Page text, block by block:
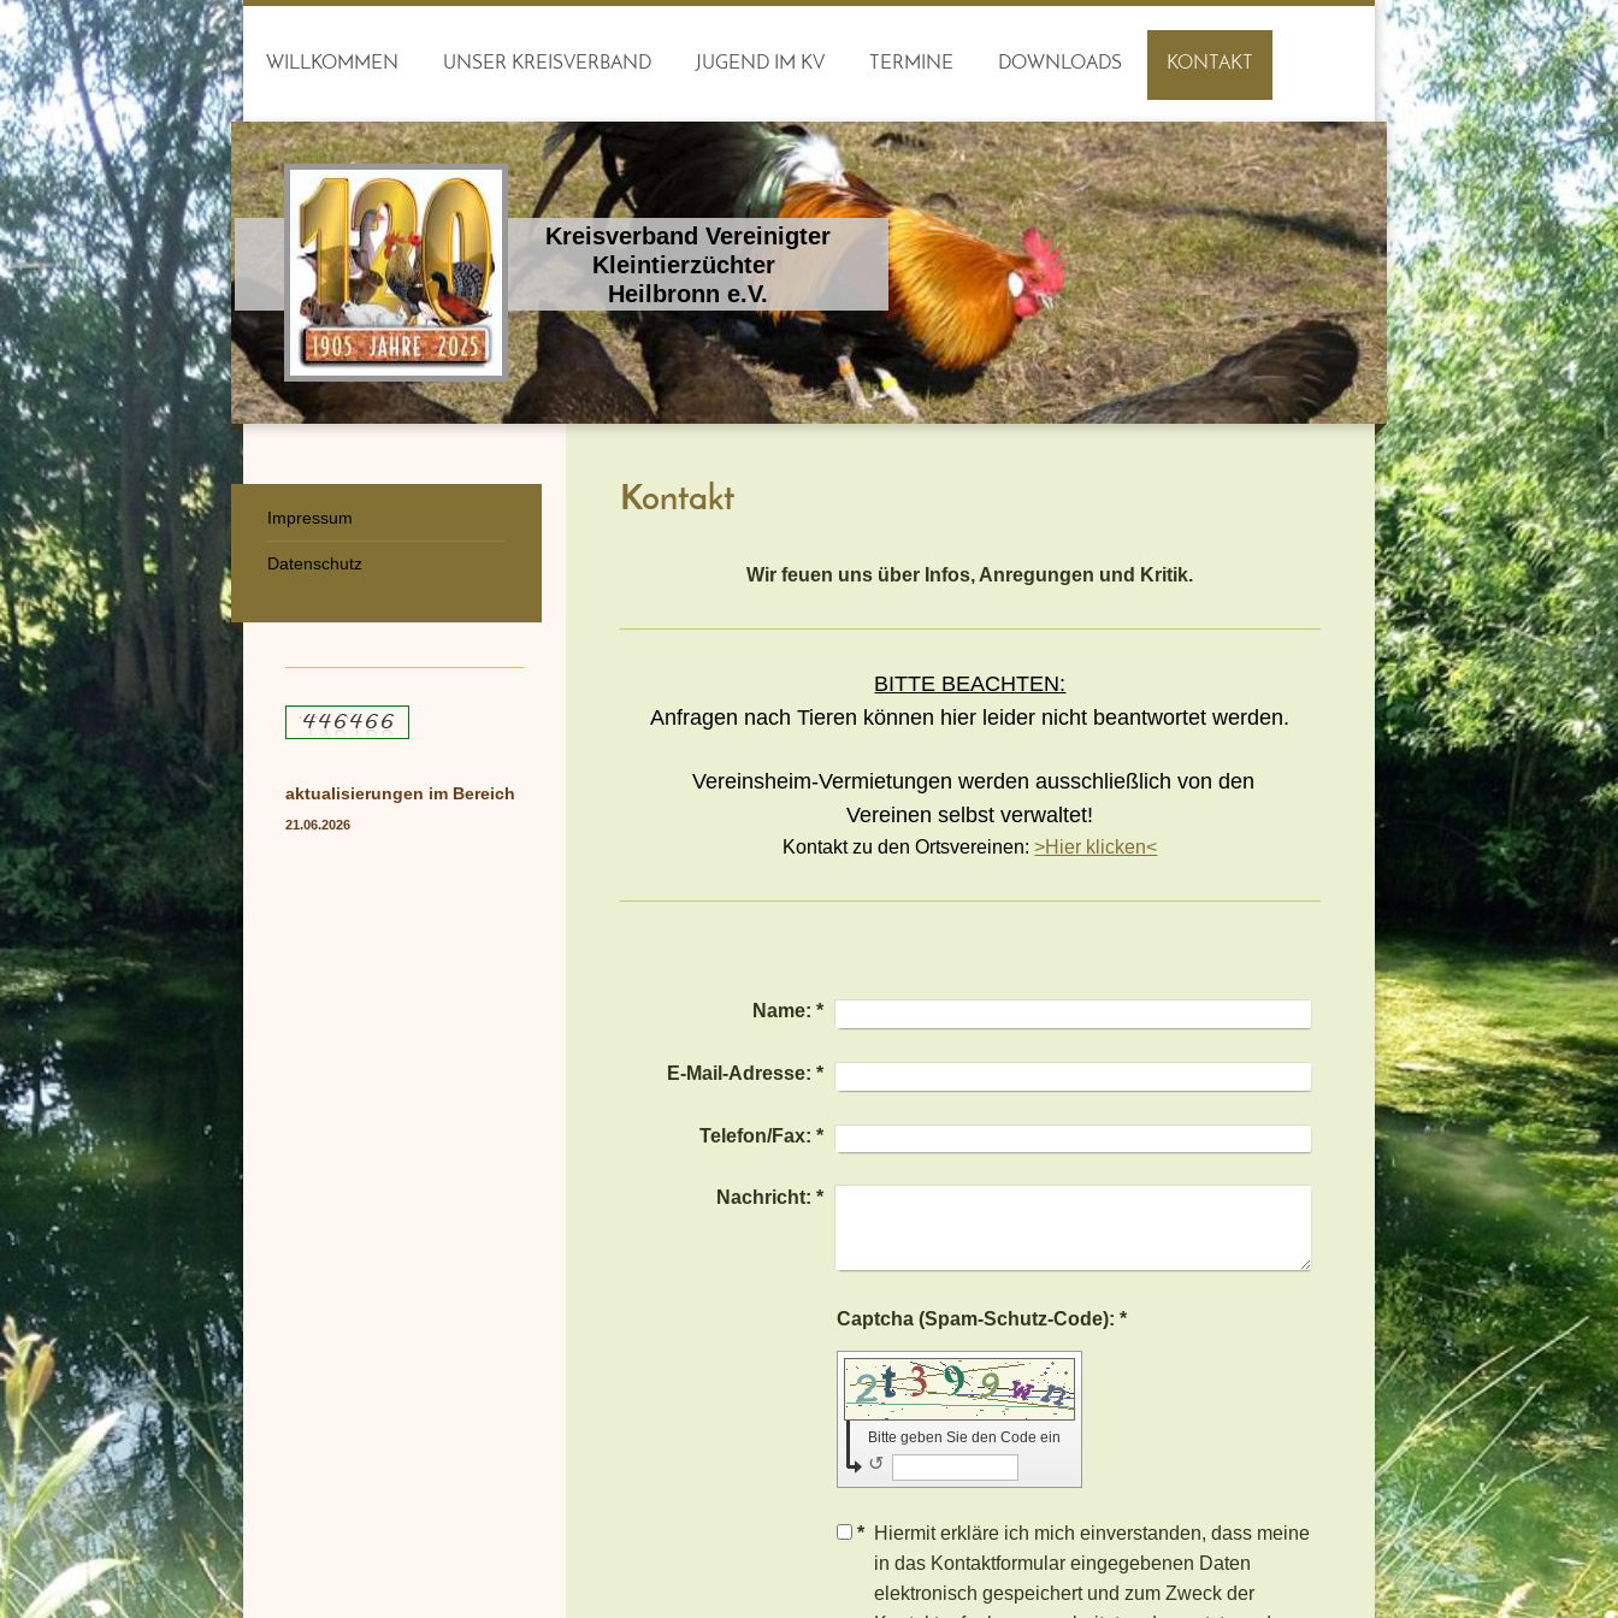
WILLKOMMEN UNSER KREISVERBAND JUGEND IM KV TERMINE DOWNLOADS KONTAKT
Kreisverband Vereinigter
Kleintierzüchter
Heilbronn e.V.
Kontakt
Wir feuen uns über Infos, Anregungen und Kritik.
BITTE BEACHTEN:
Anfragen nach Tieren können hier leider nicht beantwortet werden.
Vereinsheim-Vermietungen werden ausschließlich von den
Vereinen selbst verwaltet!
Kontakt zu den Ortsvereinen: >Hier klicken<
Name: *
E-Mail-Adresse: *
Telefon/Fax: *
Nachricht: *
Captcha (Spam-Schutz-Code): *
Bitte geben Sie den Code ein
↺
* Hiermit erkläre ich mich einverstanden, dass meine
in das Kontaktformular eingegebenen Daten
elektronisch gespeichert und zum Zweck der
Impressum
Datenschutz
aktualisierungen im Bereich
21.06.2026